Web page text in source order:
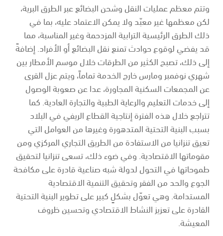
وتتم معظم عمليات النقل وشحن البضائع عبر الطرق البرية،
لكن معظمها غير معبّد ولا يمكن الاعتماد عليه، بما في
ذلك الطرق الرئيسية الترابية المزدحمة وغير المناسبة، مما
قد يفضي لوقوع حوادث تمنع نقل البضائع أو الأفراد. إضافةً
إلى ذلك، تصبح الكثير من الطرقات خلال موسم الأمطار بين
شهري نوفمبر ومارس خارج الخدمة تماماً، ويتم عزل القرى
عن المجمعات السكنية المجاورة، عدا عن صعوبة الوصول
إلى خدمات التعليم والرعاية الطبية والتجارة العادية. كما
تتراجع خلال هذه الفترة إنتاجية القطاع الريفي في البلاد
بسبب البنية التحتية المتدهورة وغيرها من العوامل التي
تعيق تنزانيا من الاستفادة من الطريق التجاري المركزي ومن
مقوماتها الاقتصادية. وفي ضوء ذلك، تسعى تنزانيا لتحقيق
طموحاتها في التحول لدولة شبه صناعية قادرة على مكافحة
الجوع والحد من الفقر وتحقيق التنمية الاقتصادية
المستدامة. وهي تعوّل بشكلٍ كبير على تطوير البنية التحتية
القادرة على تعزيز النشاط الاقتصادي وتحسين ظروف
المعيشة.